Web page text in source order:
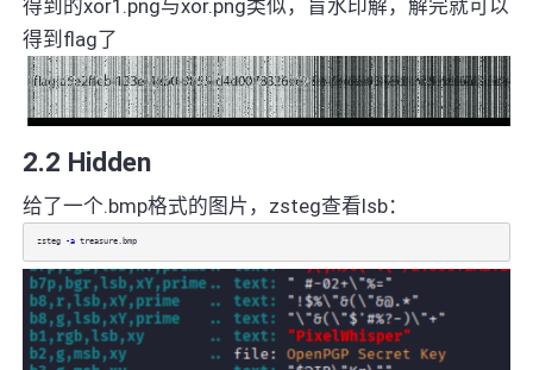
得到的xor1.png与xor.png类似，盲水印解，解完就可以
得到flag了
2.2 Hidden
给了一个.bmp格式的图片，zsteg查看lsb：
zsteg -atreasure.bmp